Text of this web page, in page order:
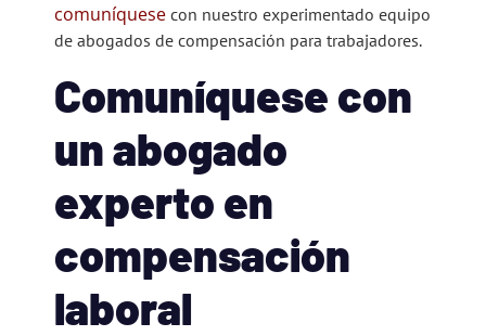
comuníquese con nuestro experimentado equipo
de abogados de compensación para trabajadores.
Comuníquese con
un abogado
experto en
compensación
laboral